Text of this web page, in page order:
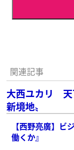
関連記事
大西ユカリ 天
新境地〟
【西野亮廣】
働くか』